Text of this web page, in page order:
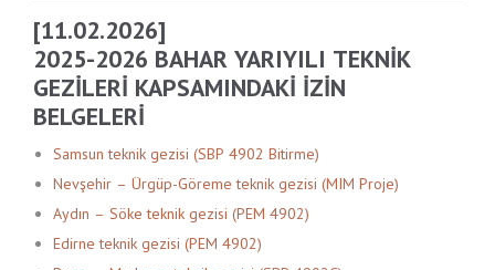
[11.02.2026]
2025-2026 BAHAR YARIYILI TEKNIK
GEZILERI KAPSAMINDAKI IZIN
BELGELERI
Samsun teknik gezisi (SBP 4902 Bitirme)
Nevşehir – Ürgüp-Göreme teknik gezisi (MIM Proje)
Aydın – Söke teknik gezisi (PEM 4902)
Edirne teknik gezisi (PEM 4902)